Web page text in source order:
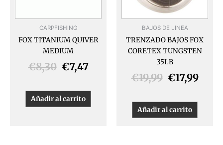
CARPFISHING
FOX TITANIUM QUIVER
MEDIUM
€8,30 €7,47
Añadir al carrito
BAJOS DE LINEA
TRENZADO BAJOS FOX
CORETEX TUNGSTEN
35LB
€19,99 €17,99
Añadir al carrito